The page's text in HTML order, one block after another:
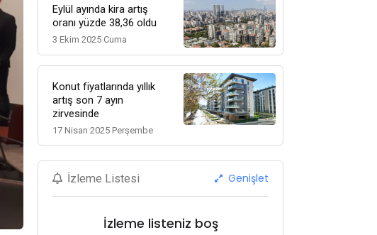
Eylül ayında kira artış
oranı yüzde 38,36 oldu
3 Ekim 2025 Cuma
Konut fiyatlarında yıllık
artış son 7 ayın
zirvesinde
17 Nisan 2025 Perşembe
İzleme Listesi Genişlet
İzleme listeniz boş